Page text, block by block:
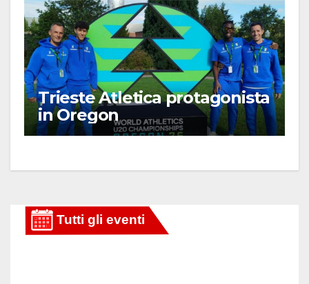
Trieste Atletica protagonista
in Oregon